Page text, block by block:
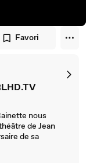
Favori
nous
de Jean
de sa